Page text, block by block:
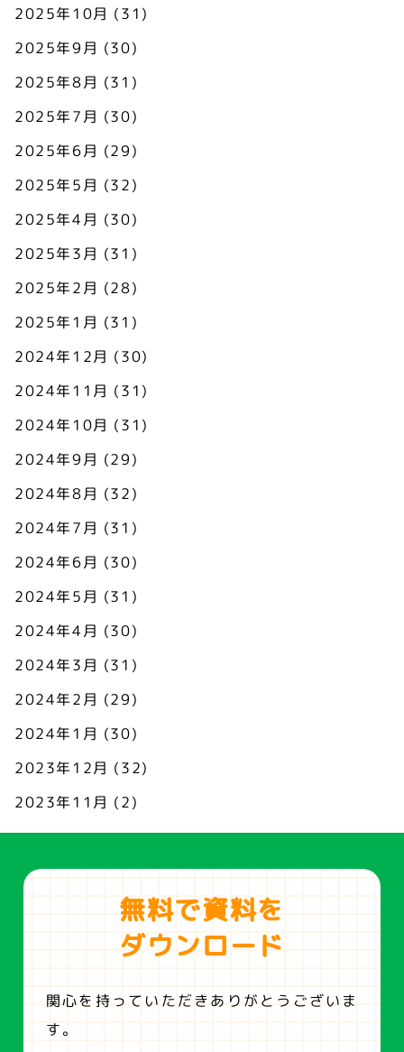
2025年10月 (31)
2025年9月 (30)
2025年8月 (31)
2025年7月 (30)
2025年6月 (29)
2025年5月 (32)
2025年4月 (30)
2025年3月 (31)
2025年2月 (28)
2025年1月 (31)
2024年12月 (30)
2024年11月 (31)
2024年10月 (31)
2024年9月 (29)
2024年8月 (32)
2024年7月 (31)
2024年6月 (30)
2024年5月 (31)
2024年4月 (30)
2024年3月 (31)
2024年2月 (29)
2024年1月 (30)
2023年12月 (32)
2023年11月 (2)
無料で資料を
ダウンロード
関心を持っていただきありがとうございま
す。